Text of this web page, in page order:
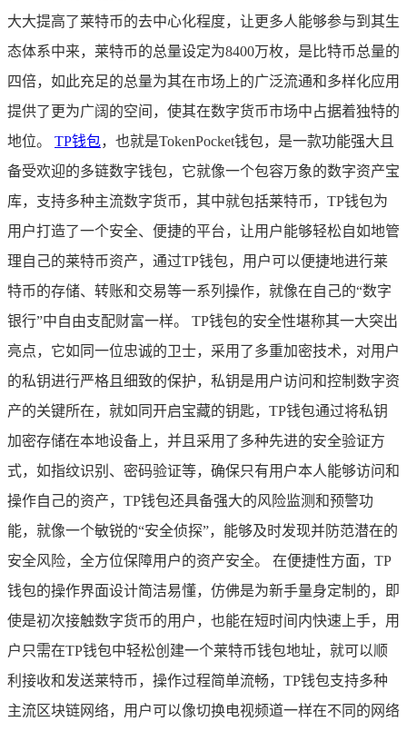
大大提高了莱特币的去中心化程度，让更多人能够参与到其生
态体系中来，莱特币的总量设定为8400万枚，是比特币总量的
四倍，如此充足的总量为其在市场上的广泛流通和多样化应用
提供了更为广阔的空间，使其在数字货币市场中占据着独特的
地位。 TP钱包，也就是TokenPocket钱包，是一款功能强大且
备受欢迎的多链数字钱包，它就像一个包容万象的数字资产宝
库，支持多种主流数字货币，其中就包括莱特币，TP钱包为
用户打造了一个安全、便捷的平台，让用户能够轻松自如地管
理自己的莱特币资产，通过TP钱包，用户可以便捷地进行莱
特币的存储、转账和交易等一系列操作，就像在自己的“数字
银行”中自由支配财富一样。 TP钱包的安全性堪称其一大突出
亮点，它如同一位忠诚的卫士，采用了多重加密技术，对用户
的私钥进行严格且细致的保护，私钥是用户访问和控制数字资
产的关键所在，就如同开启宝藏的钥匙，TP钱包通过将私钥
加密存储在本地设备上，并且采用了多种先进的安全验证方
式，如指纹识别、密码验证等，确保只有用户本人能够访问和
操作自己的资产，TP钱包还具备强大的风险监测和预警功
能，就像一个敏锐的“安全侦探”，能够及时发现并防范潜在的
安全风险，全方位保障用户的资产安全。 在便捷性方面，TP
钱包的操作界面设计简洁易懂，仿佛是为新手量身定制的，即
使是初次接触数字货币的用户，也能在短时间内快速上手，用
户只需在TP钱包中轻松创建一个莱特币钱包地址，就可以顺
利接收和发送莱特币，操作过程简单流畅，TP钱包支持多种
主流区块链网络，用户可以像切换电视频道一样在不同的网络